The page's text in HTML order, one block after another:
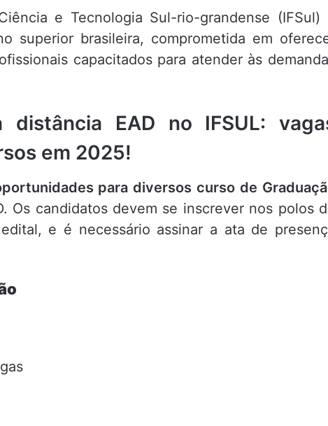
e Tecnologia Sul-rio-grandense (IFSul)
superior brasileira, comprometida em
capacitados para atender às
EAD no IFSUL:
em 2025!
para diversos curso de
Os candidatos devem se inscrever nos polos
e é necessário assinar a ata de